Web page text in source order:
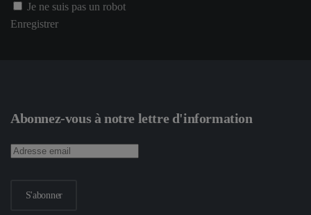
Je ne suis pas un robot
Enregistrer
Abonnez-vous à notre lettre d'information
S'abonner